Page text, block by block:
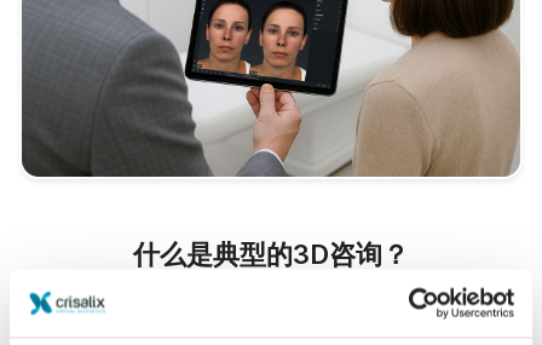
什么是典型的3D咨询？
在您下一次的预约，您将能够查看崭新的自己，同时可从